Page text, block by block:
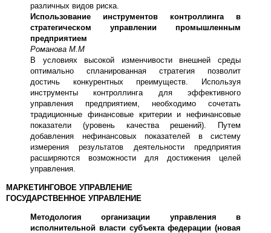
различных видов риска.
Использование инструментов контроллинга в
стратегическом управлении промышленным
предприятием
Романова М.М
В условиях высокой изменчивости внешней среды
оптимально спланированная стратегия позволит
достичь конкурентных преимуществ. Используя
инструменты контроллинга для эффективного
управления предприятием, необходимо сочетать
традиционные финансовые критерии и нефинансовые
показатели (уровень качества решений). Путем
добавления нефинансовых показателей в систему
измерения результатов деятельности предприятия
расширяются возможности для достижения целей
управления.
МАРКЕТИНГОВОЕ УПРАВЛЕНИЕ
ГОСУДАРСТВЕННОЕ УПРАВЛЕНИЕ
Методология организации управления в
исполнительной власти субъекта федерации (новая